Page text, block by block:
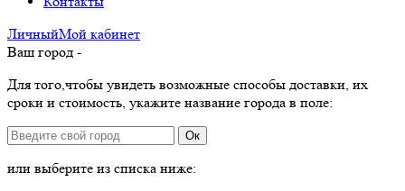
ЛичныйМой кабинет
Ваш город -
Для того,чтобы увидеть возможные способы доставки, их
сроки и стоимость, укажите название города в поле:
Ок
или выберите из списка ниже: